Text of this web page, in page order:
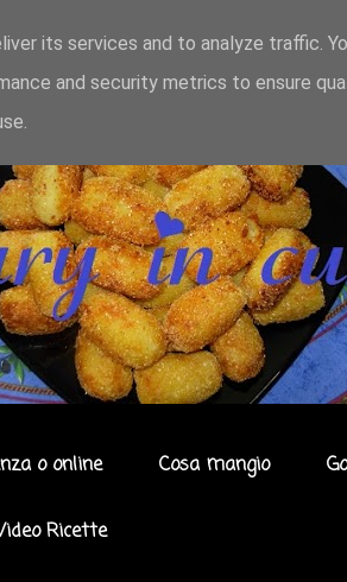
o online Cosa mangio
Ricette
its services and to analyze traffic.
and security metrics to ensure